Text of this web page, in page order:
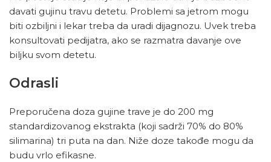
davati gujinu travu detetu. Problemi sa jetrom mogu
biti ozbiljni i lekar treba da uradi dijagnozu. Uvek treba
konsultovati pedijatra, ako se razmatra davanje ove
biljku svom detetu.
Odrasli
Preporučena doza gujine trave je do 200 mg
standardizovanog ekstrakta (koji sadrži 70% do 80%
silimarina) tri puta na dan. Niže doze takođe mogu da
budu vrlo efikasne.